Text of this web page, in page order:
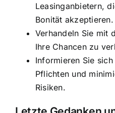
Leasinganbietern,
Bonität akzeptieren.
Verhandeln Sie mit
Ihre Chancen zu
Informieren Sie
Pflichten und
Risiken.